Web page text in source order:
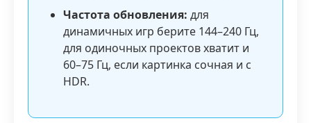
Частота обновления: для
динамичных игр берите 144–240 Гц,
для одиночных проектов хватит и
60–75 Гц, если картинка сочная и с
HDR.